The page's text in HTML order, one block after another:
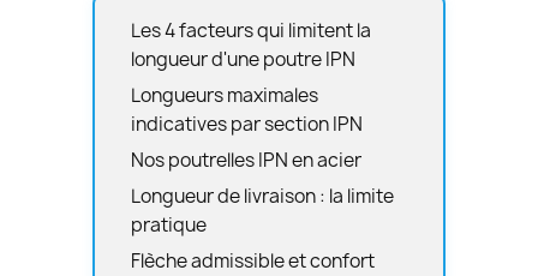
Les 4 facteurs qui limitent la
longueur d'une poutre IPN
Longueurs maximales
indicatives par section IPN
Nos poutrelles IPN en acier
Longueur de livraison : la limite
pratique
Flèche admissible et confort